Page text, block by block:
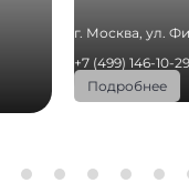
г. Москва, ул.
+7 (499) 146-10-29
Подробнее